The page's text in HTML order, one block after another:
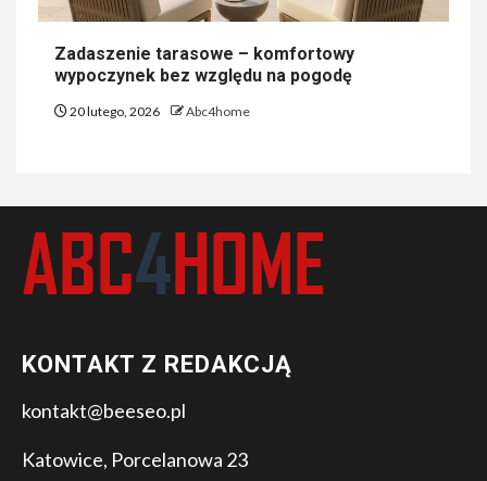
Zadaszenie tarasowe – komfortowy
wypoczynek bez względu na pogodę
20 lutego, 2026 Abc4home
KONTAKT Z REDAKCJĄ
kontakt@beeseo.pl
Katowice, Porcelanowa 23